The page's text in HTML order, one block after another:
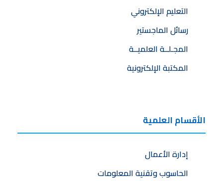
التعليم الإلكتروني
رسائل الماجستير
المجـلــة العلميــة
المكتبة الإلكترونية
الأقسام العلمية
إدارة الأعمال
الحاسوب وتقنية المعلومات